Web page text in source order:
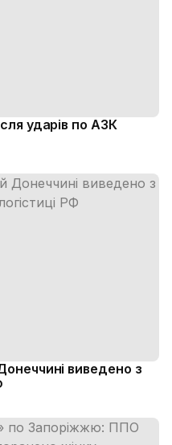
ударів по АЗК
виведено з